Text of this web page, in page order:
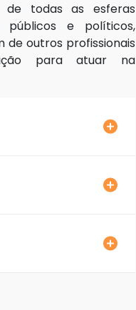
de todas as esferas
e políticos,
de outros profissionais
para atuar na